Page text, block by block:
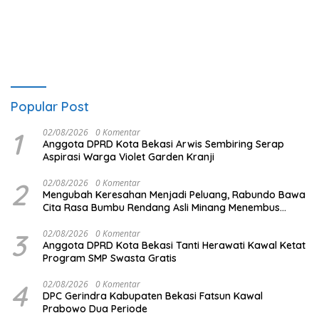
Popular Post
1 02/08/2026 0 Komentar
Anggota DPRD Kota Bekasi Arwis Sembiring Serap
Aspirasi Warga Violet Garden Kranji
2 02/08/2026 0 Komentar
Mengubah Keresahan Menjadi Peluang, Rabundo Bawa
Cita Rasa Bumbu Rendang Asli Minang Menembus
3 02/08/2026 0 Komentar
Anggota DPRD Kota Bekasi Tanti Herawati Kawal Ketat
Program SMP Swasta Gratis
4 02/08/2026 0 Komentar
DPC Gerindra Kabupaten Bekasi Fatsun Kawal
Prabowo Dua Periode